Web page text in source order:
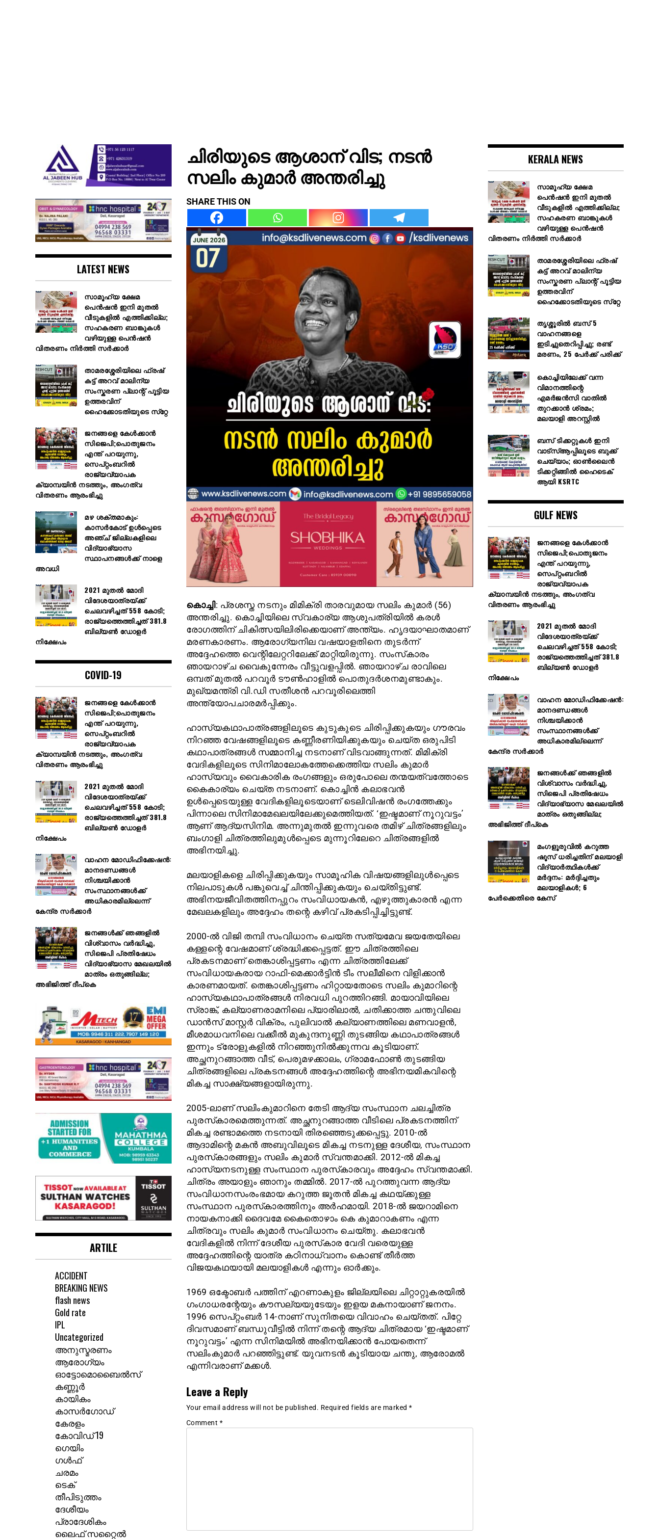
ചിരിയുടെ ആശാന് വിട; നടൻ
സലിം കുമാർ അന്തരിച്ചു
SHARE THIS ON
കൊച്ചി: പ്രശസ്ത നടനും മിമിക്രി താരവുമായ സലിം കുമാർ (56)
അന്തരിച്ചു. കൊച്ചിയിലെ സ്വകാര്യ ആശുപത്രിയിൽ കരൾ
രോഗത്തിന് ചികിത്സയിലിരിക്കെയാണ് അന്ത്യം. ഹൃദയാഘാതമാണ്
മരണകാരണം. ആരോഗ്യനില വഷയാളതിനെ തുടർന്ന്
അദ്ദേഹത്തെ വെന്റിലേറ്ററിലേക്ക് മാറ്റിയിരുന്നു. സംസ്‌കാരം
ഞായറാഴ്ച വൈകുന്നേരം വീട്ടുവളപ്പിൽ. ഞായറാഴ്ച രാവിലെ
ഒമ്പത് മുതൽ പറവൂർ ടൗൺഹാളിൽ പൊതുദർശനമുണ്ടാകും.
മുഖ്യമന്ത്രി വി.ഡി സതീശൻ പറവൂരിലെത്തി
അന്ത്യോപചാരമർപ്പിക്കും.
ഹാസ്യകഥാപാത്രങ്ങളിലൂടെ കുടുകുടെ ചിരിപ്പിക്കുകയും ഗൗരവം
നിറഞ്ഞ വേഷങ്ങളിലൂടെ കണ്ണീരണിയിക്കുകയും ചെയ്ത ഒരുപിടി
കഥാപാത്രങ്ങൾ സമ്മാനിച്ച നടനാണ് വിടവാങ്ങുന്നത്. മിമിക്രി
വേദികളിലൂടെ സിനിമാലോകത്തേക്കെത്തിയ സലിം കുമാർ
ഹാസ്യവും വൈകാരിക രംഗങ്ങളും ഒരുപോലെ തന്മയത്വത്തോടെ
കൈകാര്യം ചെയ്ത നടനാണ്. കൊച്ചിൻ കലാഭവൻ
ഉൾപ്പെടെയുള്ള വേദികളിലൂടെയാണ് ടെലിവിഷൻ രംഗത്തേക്കും
പിന്നാലെ സിനിമാമേഖലയിലേക്കുമെത്തിയത്. ‘ഇഷ്ടമാണ് നൂറുവട്ടം’
ആണ് ആദ്യസിനിമ. അന്നുമുതൽ ഇന്നുവരെ തമിഴ് ചിത്രങ്ങളിലും
ബംഗാളി ചിത്രത്തിലുമുൾപ്പെടെ മുന്നൂറിലേറെ ചിത്രങ്ങളിൽ
അഭിനയിച്ചു.
മലയാളികളെ ചിരിപ്പിക്കുകയും സാമൂഹിക വിഷയങ്ങളിലുൾപ്പെടെ
നിലപാടുകൾ പങ്കുവെച്ച് ചിന്തിപ്പിക്കുകയും ചെയ്തിട്ടുണ്ട്.
അഭിനയജീവിതത്തിനപ്പുറം സംവിധായകൻ, എഴുത്തുകാരൻ എന്ന
മേഖലകളിലും അദ്ദേഹം തന്റെ കഴിവ് പ്രകടിപ്പിച്ചിട്ടുണ്ട്.
2000-ൽ വിജി തമ്പി സംവിധാനം ചെയ്ത സത്യമേവ ജയതേയിലെ
കള്ളന്റെ വേഷമാണ് ശ്രദ്ധിക്കപ്പെട്ടത്. ഈ ചിത്രത്തിലെ
പ്രകടനമാണ് തെങ്കാശിപ്പട്ടണം എന്ന ചിത്രത്തിലേക്ക്
സംവിധായകരായ റാഫി-മെക്കാർട്ടിൻ ടീം സലീമിനെ വിളിക്കാൻ
കാരണമായത്. തെങ്കാശിപ്പട്ടണം ഹിറ്റായതോടെ സലിം കുമാറിന്റെ
ഹാസ്യകഥാപാത്രങ്ങൾ നിരവധി പുറത്തിറങ്ങി. മായാവിയിലെ
സ്രാങ്ക്, കല്യാണരാമനിലെ പ്യാരിലാൽ, ചതിക്കാത്ത ചന്തുവിലെ
ഡാൻസ് മാസ്റ്റർ വിക്രം, പുലിവാൽ കല്യാണത്തിലെ മണവാളൻ,
മീശമാധവനിലെ വക്കീൽ മുകുന്ദനുണ്ണി തുടങ്ങിയ കഥാപാത്രങ്ങൾ
ഇന്നും ട്രോളുകളിൽ നിറഞ്ഞുനിൽക്കുന്നവ കൂടിയാണ്.
അച്ഛനുറങ്ങാത്ത വീട്, പെരുമഴക്കാലം, ഗ്രാമഫോൺ തുടങ്ങിയ
ചിത്രങ്ങളിലെ പ്രകടനങ്ങൾ അദ്ദേഹത്തിന്റെ അഭിനയമികവിന്റെ
മികച്ച സാക്ഷ്യങ്ങളായിരുന്നു.
2005-ലാണ് സലിംകുമാറിനെ തേടി ആദ്യ സംസ്ഥാന ചലച്ചിത്ര
പുരസ്‌കാരമെത്തുന്നത്. അച്ഛനുറങ്ങാത്ത വീടിലെ പ്രകടനത്തിന്
മികച്ച രണ്ടാമത്തെ നടനായി തിരഞ്ഞെടുക്കപ്പെട്ടു. 2010-ൽ
ആദാമിന്റെ മകൻ അബുവിലൂടെ മികച്ച നടനുള്ള ദേശീയ, സംസ്ഥാന
പുരസ്‌കാരങ്ങളും സലിം കുമാർ സ്വന്തമാക്കി. 2012-ൽ മികച്ച
ഹാസ്യനടനുള്ള സംസ്ഥാന പുരസ്‌കാരവും അദ്ദേഹം സ്വന്തമാക്കി.
ചിത്രം അയാളും ഞാനും തമ്മിൽ. 2017-ൽ പുറത്തുവന്ന ആദ്യ
സംവിധാനസംരംഭമായ കറുത്ത ജൂതൻ മികച്ച കഥയ്ക്കുള്ള
സംസ്ഥാന പുരസ്‌കാരത്തിനും അർഹമായി. 2018-ൽ ജയറാമിനെ
നായകനാക്കി ദൈവമേ കൈതൊഴാം കെ കുമാറാകണം എന്ന
ചിത്രവും സലിം കുമാർ സംവിധാനം ചെയ്തു. കലാഭവൻ
വേദികളിൽ നിന്ന് ദേശീയ പുരസ്‌കാര വേദി വരെയുള്ള
അദ്ദേഹത്തിന്റെ യാത്ര കഠിനാധ്വാനം കൊണ്ട് തീർത്ത
വിജയകഥയായി മലയാളികൾ എന്നും ഓർക്കും.
1969 ഒക്ടോബർ പത്തിന് എറണാകുളം ജില്ലയിലെ ചിറ്റാറ്റുകരയിൽ
ഗംഗാധരന്റേയും കൗസല്യയുടേയും ഇളയ മകനായാണ് ജനനം.
1996 സെപ്റ്റംബർ 14-നാണ് സുനിതയെ വിവാഹം ചെയ്തത്. പിറ്റേ
ദിവസമാണ് ബന്ധുവീട്ടിൽ നിന്ന് തന്റെ ആദ്യ ചിത്രമായ ‘ഇഷ്ടമാണ്
നൂറുവട്ടം’ എന്ന സിനിമയിൽ അഭിനയിക്കാൻ പോയതെന്ന്
സലിംകുമാർ പറഞ്ഞിട്ടുണ്ട്. യുവനടൻ കൂടിയായ ചന്തു, ആരോമൽ
എന്നിവരാണ് മക്കൾ.
Leave a Reply
Your email address will not be published. Required fields are marked *
Comment *
LATEST NEWS
സാമൂഹ്യ ക്ഷേമ
പെൻഷൻ ഇനി മുതൽ
വീടുകളിൽ എത്തിക്കില്ല;
സഹകരണ ബാങ്കുകൾ
വഴിയുള്ള പെൻഷൻ
വിതരണം നിർത്തി സർക്കാർ
താമരശ്ശേരിയിലെ ഫ്രഷ്
കട്ട് അറവ് മാലിന്യ
സംസ്കരണ പ്ലാന്റ് പൂട്ടിയ
ഉത്തരവിന്
ഹൈക്കോടതിയുടെ സ്‌റ്റേ
ജനങ്ങളെ കേൾക്കാൻ
സിജെപി;പൊതുജനം
എന്ത് പറയുന്നു,
സെപ്റ്റംബറിൽ
രാജ്യവ്യാപക
ക്യാമ്പയിൻ നടത്തും, അംഗത്വ
വിതരണം ആരംഭിച്ചു
മഴ ശക്തമാകും:
കാസർകോട് ഉൾപ്പെടെ
അഞ്ച് ജില്ലകളിലെ
വിദ്യാഭ്യാസ
സ്ഥാപനങ്ങൾക്ക് നാളെ
അവധി
2021 മുതൽ മോദി
വിദേശയാത്രയ്ക്ക്
ചെലവഴിച്ചത് 558 കോടി;
രാജ്യത്തെത്തിച്ചത് 381.8
ബില്യൺ ഡോളർ
നിക്ഷേപം
COVID-19
ജനങ്ങളെ കേൾക്കാൻ
സിജെപി;പൊതുജനം
എന്ത് പറയുന്നു,
സെപ്റ്റംബറിൽ
രാജ്യവ്യാപക
ക്യാമ്പയിൻ നടത്തും, അംഗത്വ
വിതരണം ആരംഭിച്ചു
2021 മുതൽ മോദി
വിദേശയാത്രയ്ക്ക്
ചെലവഴിച്ചത് 558 കോടി;
രാജ്യത്തെത്തിച്ചത് 381.8
ബില്യൺ ഡോളർ
നിക്ഷേപം
വാഹന മോഡിഫിക്കേഷൻ:
മാനദണ്ഡങ്ങൾ
നിശ്ചയിക്കാൻ
സംസ്ഥാനങ്ങൾക്ക്
അധികാരമില്ലെന്ന്
കേന്ദ്ര സർക്കാർ
ജനങ്ങൾക്ക് ഞങ്ങളിൽ
വിശ്വാസം വർദ്ധിച്ചു,
സിജെപി പ്രതിഷേധം
വിദ്യാഭ്യാസ മേഖലയിൽ
മാത്രം ഒതുങ്ങില്ല;
അഭിജിത്ത് ദീപ്കെ
ARTILE
ACCIDENT
BREAKING NEWS
flash news
Gold rate
IPL
Uncategorized
അനുസ്മരണം
ആരോഗ്യം
ഓട്ടോമൊബൈൽസ്
കണ്ണൂർ
കായികം
കാസർഗോഡ്
കേരളം
കോവിഡ് 19
ഗെയിം
ഗൾഫ്
ചരമം
ടെക്
തീപിടുത്തം
ദേശീയം
പ്രാദേശികം
ലൈഫ് സറ്റൈൽ
KERALA NEWS
സാമൂഹ്യ ക്ഷേമ
പെൻഷൻ ഇനി മുതൽ
വീടുകളിൽ എത്തിക്കില്ല;
സഹകരണ ബാങ്കുകൾ
വഴിയുള്ള പെൻഷൻ
വിതരണം നിർത്തി സർക്കാർ
താമരശ്ശേരിയിലെ ഫ്രഷ്
കട്ട് അറവ് മാലിന്യ
സംസ്കരണ പ്ലാന്റ് പൂട്ടിയ
ഉത്തരവിന്
ഹൈക്കോടതിയുടെ സ്‌റ്റേ
തൃശ്ശൂരിൽ ബസ് 5
വാഹനങ്ങളെ
ഇടിച്ചുതെറിപ്പിച്ചു; രണ്ട്
മരണം, 25 പേർക്ക് പരിക്ക്
കൊച്ചിയിലേക്ക് വന്ന
വിമാനത്തിന്റെ
എമർജൻസി വാതിൽ
തുറക്കാൻ ശ്രമം;
മലയാളി അറസ്റ്റിൽ
ബസ് ടിക്കറ്റുകൾ ഇനി
വാട്‌സ്ആപ്പിലൂടെ ബുക്ക്
ചെയ്യാം; ഓൺലൈൻ
ടിക്കറ്റിങ്ങിൽ ഹൈടെക്
ആയി KSRTC
GULF NEWS
ജനങ്ങളെ കേൾക്കാൻ
സിജെപി;പൊതുജനം
എന്ത് പറയുന്നു,
സെപ്റ്റംബറിൽ
രാജ്യവ്യാപക
ക്യാമ്പയിൻ നടത്തും, അംഗത്വ
വിതരണം ആരംഭിച്ചു
2021 മുതൽ മോദി
വിദേശയാത്രയ്ക്ക്
ചെലവഴിച്ചത് 558 കോടി;
രാജ്യത്തെത്തിച്ചത് 381.8
ബില്യൺ ഡോളർ
നിക്ഷേപം
വാഹന മോഡിഫിക്കേഷൻ:
മാനദണ്ഡങ്ങൾ
നിശ്ചയിക്കാൻ
സംസ്ഥാനങ്ങൾക്ക്
അധികാരമില്ലെന്ന്
കേന്ദ്ര സർക്കാർ
ജനങ്ങൾക്ക് ഞങ്ങളിൽ
വിശ്വാസം വർദ്ധിച്ചു,
സിജെപി പ്രതിഷേധം
വിദ്യാഭ്യാസ മേഖലയിൽ
മാത്രം ഒതുങ്ങില്ല;
അഭിജിത്ത് ദീപ്കെ
മംഗളൂരുവിൽ കറുത്ത
ഷൂസ് ധരിച്ചതിന് മലയാളി
വിദ്യാർത്ഥികൾക്ക്
മർദ്ദനം: മർദ്ദിച്ചതും
മലയാളികൾ; 6
പേർക്കെതിരെ കേസ്